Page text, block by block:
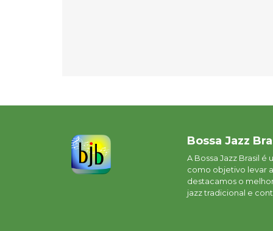
Bossa Jazz
A Bossa Jazz Brasil
como objetivo levar
destacamos o
jazz tradicional e